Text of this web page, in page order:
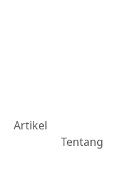
Artikel
Tentang